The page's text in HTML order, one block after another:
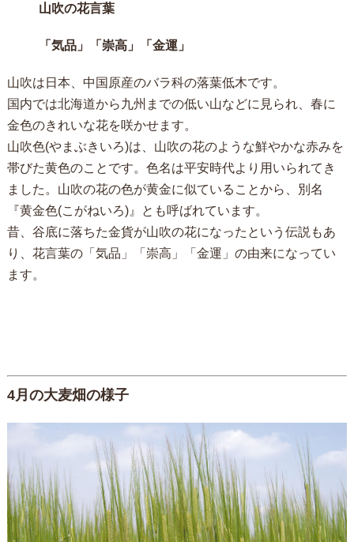
山吹の花言葉
「気品」「崇高」「金運」
山吹は日本、中国原産のバラ科の落葉低木です。
国内では北海道から九州までの低い山などに見られ、春に
金色のきれいな花を咲かせます。
山吹色(やまぶきいろ)は、山吹の花のような鮮やかな赤みを
帯びた黄色のことです。色名は平安時代より用いられてき
ました。山吹の花の色が黄金に似ていることから、別名
『黄金色(こがねいろ)』とも呼ばれています。
昔、谷底に落ちた金貨が山吹の花になったという伝説もあ
り、花言葉の「気品」「崇高」「金運」の由来になってい
ます。
4月の大麦畑の様子